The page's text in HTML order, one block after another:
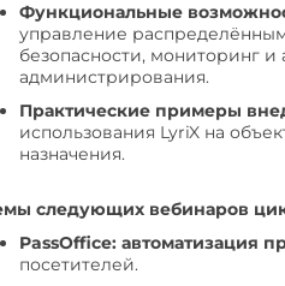
Функциональные
управление
безопасности, мониторинг
администрирования.
Практические примеры
использования LyriX на
назначения.
следующих вебинаров
PassOffice: автоматизация
посетителей.